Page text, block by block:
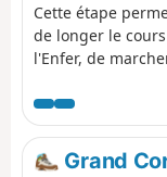
Cette étape
de longer le
l'Enfer, de
Coiselet, le tout
Grand